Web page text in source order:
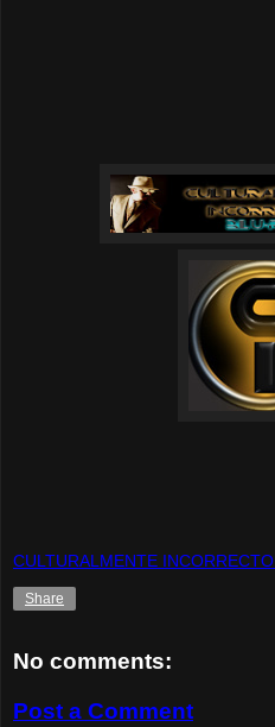
CULTURALMENTE INCORRECTO
Share
No comments:
Post a Comment